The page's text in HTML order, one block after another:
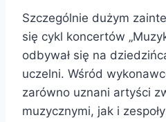
Szczególnie dużym
się cykl koncertów
odbywał się na
uczelni. Wśród
zarówno uznani artyści
muzycznymi, jak i